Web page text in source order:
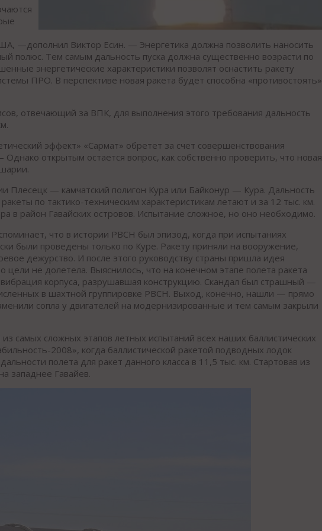
—дополнил Виктор Есин. — Энергетика должна позволить наносить
полюс. Тем самым дальность пуска должна существенно возрасти по
энергетические характеристики позволят оснастить ракету
ПРО. В перспективе новая ракета будет способна «противостоять»
отвечающий за ВПК, для выполнения этого требования дальность
эффект» «Сармат» обретет за счет совершенствования
открытым остается вопрос, как собственно проверить, что новая
Плесецк — камчатский полигон Кура или Байконур — Кура. Дальность
по тактико-техническим характеристикам летают и за 12 тыс. км.
в район Гавайских островов. Испытание сложное, но оно необходимо.
что в истории РВСН был эпизод, когда при испытаниях
были проведены только по Куре. Ракету приняли на вооружение,
дежурство. И после этого руководству страны пришла идея
цели не долетела. Выяснилось, что на конечном этапе полета ракета
вибрация корпуса, разрушавшая конструкцию. Скандал был страшный —
в шахтной группировке РВСН. Выход, конечно, нашли — прямо
сопла у двигателей на модернизированные и тем самым закрыли
самых сложных этапов летных испытаний всех наших баллистических
2008», когда баллистической ракетой подводных лодок
полета для ракет данного класса в 11,5 тыс. км. Стартовав из
западнее Гавайев.